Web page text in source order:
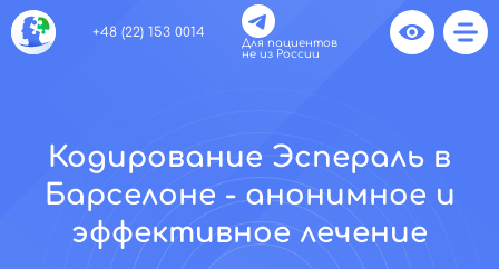
+48 (22) 153 0014
Для пациентов
не из России
Кодирование Эспераль в
Барселоне - анонимное и
эффективное лечение